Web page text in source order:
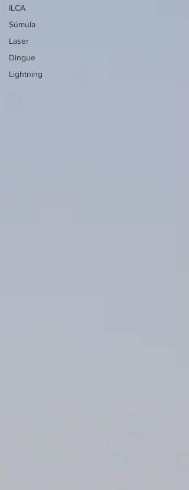
ILCA
Súmula
Laser
Dingue
Lightning